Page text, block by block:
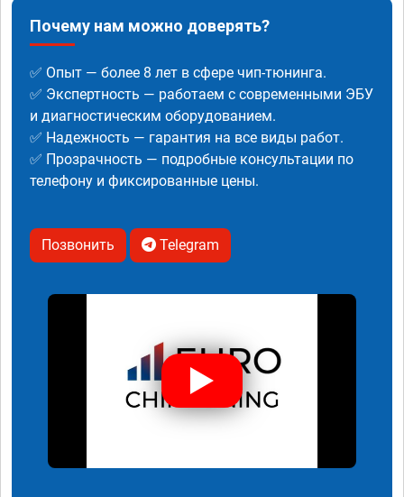
Почему нам можно доверять?
✅ Опыт — более 8 лет в сфере чип-тюнинга.
✅ Экспертность — работаем с современными ЭБУ
и диагностическим оборудованием.
✅ Надежность — гарантия на все виды работ.
✅ Прозрачность — подробные консультации по
телефону и фиксированные цены.
Позвонить Telegram